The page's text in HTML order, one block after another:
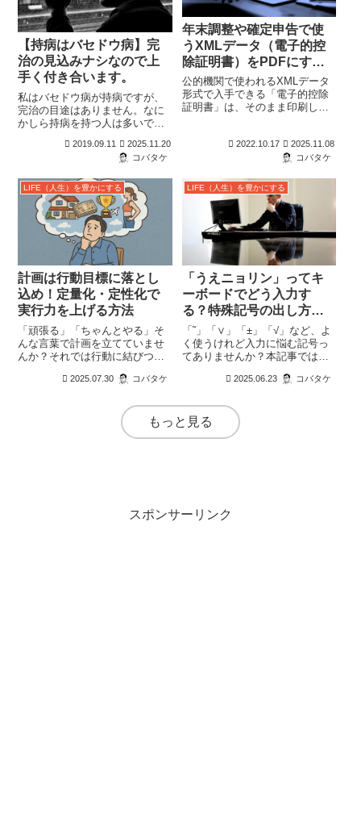
【持病はバセドウ病】完
治の見込みナシなので上
手く付き合います。
私はバセドウ病が持病ですが、
完治の目途はありません。なに
かしら持病を持つ人は多いです
っていきましょう。
2019.09.11
2025.11.20
コバタケ
年末調整や確定申告で使
うXMLデータ（電子的控
除証明書）をPDFにする
方法【QRコード付証明書
等作成システム】
公的機関で使われるXMLデータ
形式で入手できる「電子的控除
証明書」は、そのまま印刷して
コード付証明書等作成システム
を使ってPDFにすれば使うこと
2022.10.17
2025.11.08
コバタケ
LIFE（人生）を豊かにする
計画は行動目標に落とし
込め！定量化・定性化で
実行力を上げる方法
「頑張る」「ちゃんとやる」そ
んな言葉で計画を立てていませ
んか？それでは行動に結びつか
の記事では、定量・定性の観点
解説。サン＝テグジュペリの名
言も交えながら、現実に近づく
第一歩を応援します。
2025.07.30 コバタケ
LIFE（人生）を豊かにする
「うえニョリン」ってキ
ーボードでどう入力す
る？特殊記号の出し方を
やさしく解説
「˜」「∨」「±」「√」など、よ
く使うけれど入力に悩む記号っ
てありませんか？本記事では、
読み方もわからない場合、どう
う特殊記号を例に「出し方」を
解説します。
2025.06.23 コバタケ
もっと見る
スポンサーリンク